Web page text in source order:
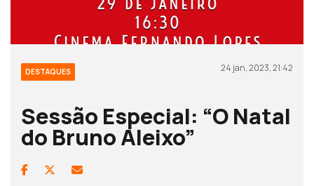
DESTAQUES 24 jan, 2023, 21:42
Sessão Especial: “O Natal
do Bruno Aleixo”